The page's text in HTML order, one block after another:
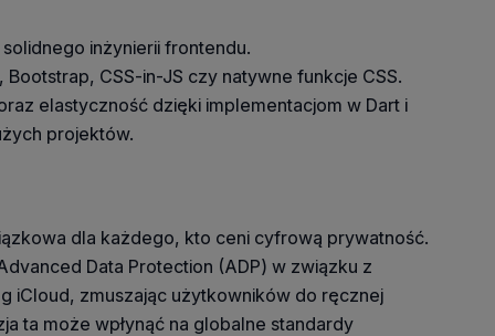
inżynierii frontendu.
CSS-in-JS czy natywne funkcje CSS.
elastyczność dzięki implementacjom w Dart i
projektów.
dla każdego, kto ceni cyfrową prywatność.
Data Protection (ADP) w związku z
iCloud, zmuszając użytkowników do ręcznej
ta może wpłynąć na globalne standardy